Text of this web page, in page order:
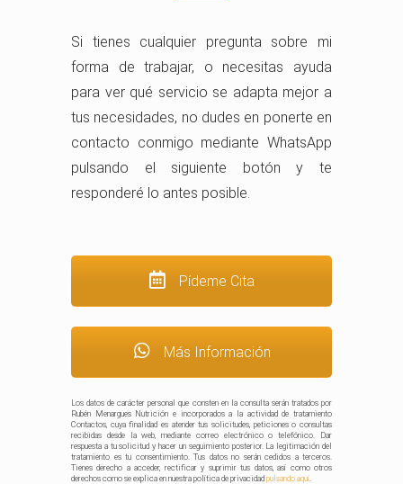
Si tienes cualquier pregunta sobre mi
forma de trabajar, o necesitas ayuda
para ver qué servicio se adapta mejor a
tus necesidades, no dudes en ponerte en
contacto conmigo mediante WhatsApp
pulsando el siguiente botón y te
responderé lo antes posible.
Pídeme Cita
Más Información
Los datos de carácter personal que consten en la consulta serán tratados por
Rubén Menargues Nutrición e incorporados a la actividad de tratamiento
Contactos, cuya finalidad es atender tus solicitudes, peticiones o consultas
recibidas desde la web, mediante correo electrónico o telefónico. Dar
respuesta a tu solicitud y hacer un seguimiento posterior. La legitimación del
tratamiento es tu consentimiento. Tus datos no serán cedidos a terceros.
Tienes derecho a acceder, rectificar y suprimir tus datos, así como otros
derechos como se explica en nuestra política de privacidad pulsando aquí